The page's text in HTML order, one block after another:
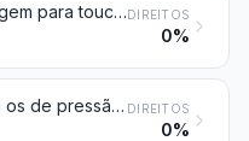
Conjuntos de viagem para toucador de pessoas, para costura ou para limpeza de calçado ou de roupaDIREITOS
0%
Botões, incluindo os de pressão; formas e outras partes, de botões ou de botões de pressão; esboços de botões DIREITOS
0%